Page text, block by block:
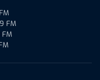
FM